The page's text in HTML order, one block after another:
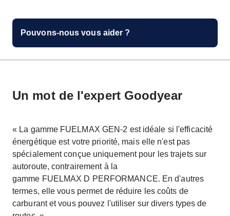
Pouvons-nous vous aider ?
Un mot de l'expert Goodyear
« La gamme FUELMAX GEN-2 est idéale si l'efficacité
énergétique est votre priorité, mais elle n'est pas
spécialement conçue uniquement pour les trajets sur
autoroute, contrairement à la
gamme FUELMAX D PERFORMANCE. En d'autres
termes, elle vous permet de réduire les coûts de
carburant et vous pouvez l'utiliser sur divers types de